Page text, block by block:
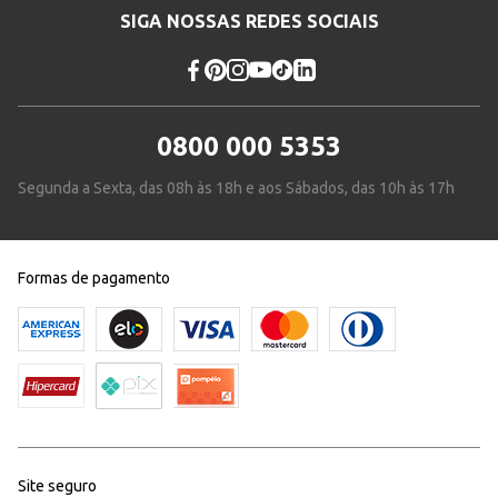
SIGA NOSSAS REDES SOCIAIS
0800 000 5353
Segunda a Sexta, das 08h às 18h e aos Sábados, das 10h às 17h
Formas de pagamento
Site seguro